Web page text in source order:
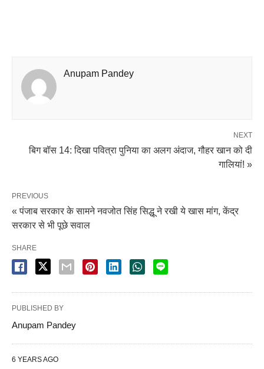
Anupam Pandey
NEXT
बिग बॉस 14: दिखा पवित्रा पुनिया का अलग अंदाज, गौहर खान को दी
गालियां! »
PREVIOUS
« पंजाब सरकार के सामने नवजोत सिंह सिद्धू ने रखी ये खास मांग, केंद्र
सरकार से भी पूछे सवाल
SHARE
PUBLISHED BY
Anupam Pandey
6 YEARS AGO